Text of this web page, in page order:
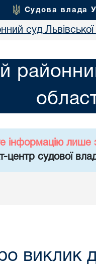
Судова влада
суд Львівської
інформацію лише
центр судової
виклик